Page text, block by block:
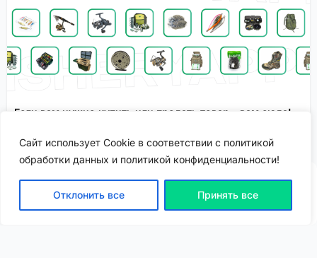
Сайт использует Cookie в соответствии с политикой
обработки данных и политикой конфиденциальности!
Отклонить все Принять все
Если вам нужно купить или продать товар - вам сюда!
Раздел объявлений Спонсировано
ВХОД | РЕГИСТРАЦИЯ